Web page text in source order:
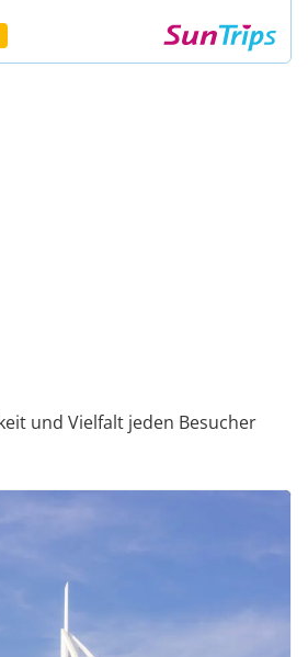
und Vielfalt jeden Besucher